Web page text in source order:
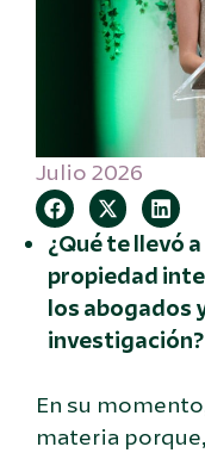
Julio 2026
¿Qué te llevó
propiedad
los abogados
investigación?
En su
materia